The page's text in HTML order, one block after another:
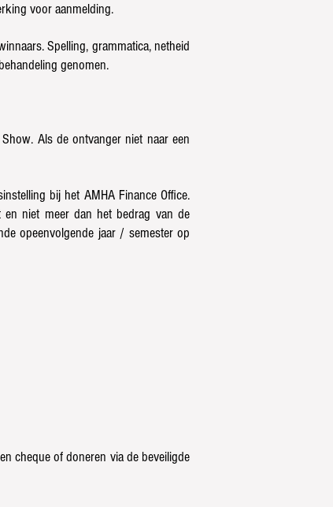
voor aanmelding.
Spelling, grammatica, netheid
genomen.
Als de ontvanger niet naar een
bij het AMHA Finance Office.
niet meer dan het bedrag van de
opeenvolgende jaar / semester op
cheque of doneren via de beveiligde